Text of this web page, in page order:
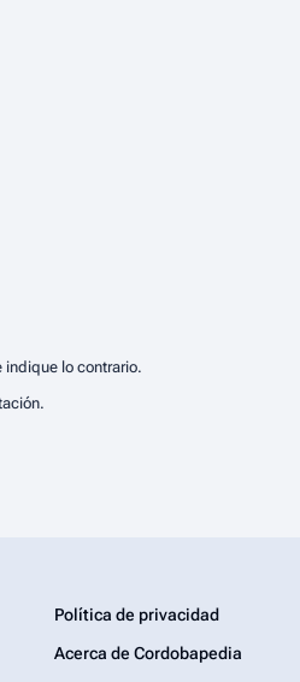
indique lo contrario.
Política de privacidad
Acerca de Cordobapedia